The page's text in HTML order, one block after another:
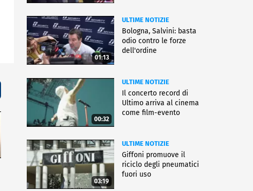
01:13
ULTIME NOTIZIE
Bologna, Salvini: basta
odio contro le forze
dell'ordine
00:32
ULTIME NOTIZIE
Il concerto record di
Ultimo arriva al cinema
come film-evento
03:19
ULTIME NOTIZIE
Giffoni promuove il
riciclo degli pneumatici
fuori uso